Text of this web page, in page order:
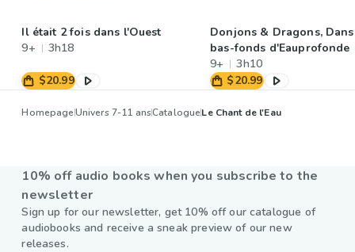
Il était 2 fois dans l'Ouest
9+
3h18
$20.99
Donjons & Dragons,
bas-fonds d'Eauprofonde
9+
3h10
$20.99
HomepageUnivers 7-11 ansCatalogueLe Chant de l'Eau
10% off audio books when you subscribe to the
newsletter
Sign up for our newsletter, get 10% off our catalogue of
audiobooks and receive a sneak preview of our new
releases.